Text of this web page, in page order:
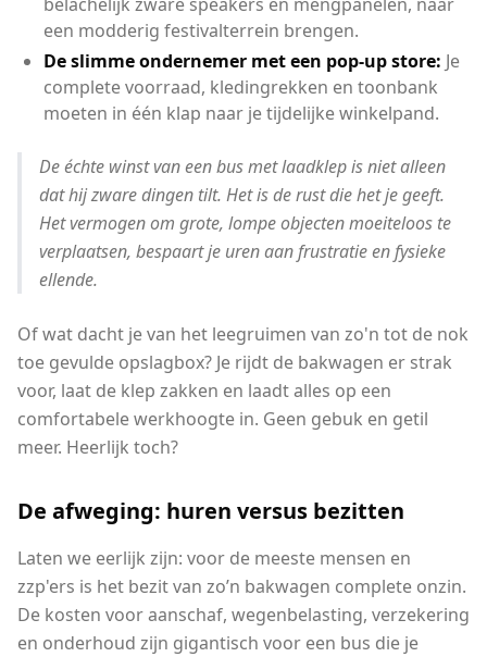
een modderig festivalterrein brengen.
De slimme ondernemer met een pop-up store: Je
complete voorraad, kledingrekken en toonbank
moeten in één klap naar je tijdelijke winkelpand.
De échte winst van een bus met laadklep is niet alleen
dat hij zware dingen tilt. Het is de rust die het je geeft.
Het vermogen om grote, lompe objecten moeiteloos te
verplaatsen, bespaart je uren aan frustratie en fysieke
ellende.
Of wat dacht je van het leegruimen van zo'n tot de nok
toe gevulde opslagbox? Je rijdt de bakwagen er strak
voor, laat de klep zakken en laadt alles op een
comfortabele werkhoogte in. Geen gebuk en getil
meer. Heerlijk toch?
De afweging: huren versus bezitten
Laten we eerlijk zijn: voor de meeste mensen en
zzp'ers is het bezit van zo’n bakwagen complete onzin.
De kosten voor aanschaf, wegenbelasting, verzekering
en onderhoud zijn gigantisch voor een bus die je